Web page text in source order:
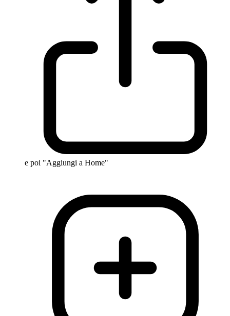
e poi "Aggiungi a Home"